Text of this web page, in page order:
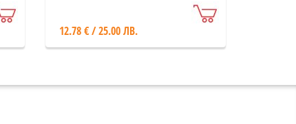
12.78 € / 25.00 ЛВ.